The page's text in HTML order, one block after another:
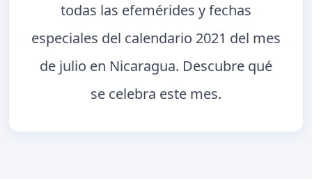
todas las efemérides y fechas
especiales del calendario 2021 del mes
de julio en Nicaragua. Descubre qué
se celebra este mes.